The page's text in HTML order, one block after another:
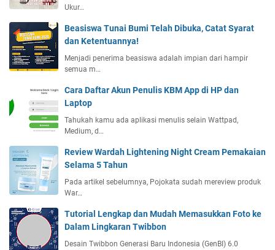
Ukur…
Beasiswa Tunai Bumi Telah Dibuka, Catat Syarat
dan Ketentuannya!
Menjadi penerima beasiswa adalah impian dari hampir
semua m…
Cara Daftar Akun Penulis KBM App di HP dan
Laptop
Tahukah kamu ada aplikasi menulis selain Wattpad,
Medium, d…
Review Wardah Lightening Night Cream Pemakaian
Selama 5 Tahun
Pada artikel sebelumnya, Pojokata sudah mereview produk
War…
Tutorial Lengkap dan Mudah Memasukkan Foto ke
Dalam Lingkaran Twibbon
Desain Twibbon Generasi Baru Indonesia (GenBI) 6.0